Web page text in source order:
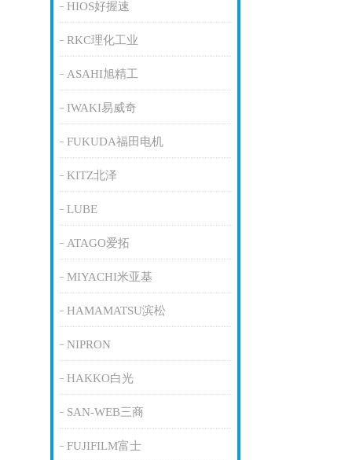
HIOS好握速
RKC理化工业
ASAHI旭精工
IWAKI易威奇
FUKUDA福田电机
KITZ北泽
LUBE
ATAGO爱拓
MIYACHI米亚基
HAMAMATSU滨松
NIPRON
HAKKO白光
SAN-WEB三商
FUJIFILM富士